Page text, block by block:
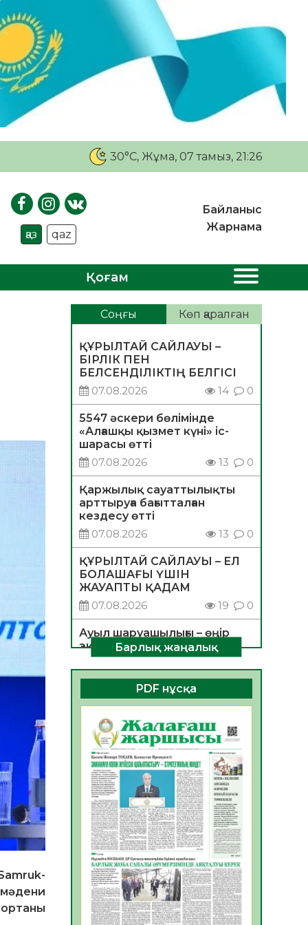
30°C, Жұма, 07 тамыз, 21:26
қаз qaz
Байланыс
Жарнама
Қоғам
Соңғы Көп қаралған
ҚҰРЫЛТАЙ САЙЛАУЫ –
БІРЛІК ПЕН
БЕЛСЕНДІЛІКТІҢ БЕЛГІСІ
07.08.2026
14 0
5547 әскери бөлімінде
«Алғашқы қызмет күні» іс-
шарасы өтті
07.08.2026
13 0
Қаржылық сауаттылықты
арттыруға бағытталған
кездесу өтті
07.08.2026
13 0
ҚҰРЫЛТАЙ САЙЛАУЫ – ЕЛ
БОЛАШАҒЫ ҮШІН
ЖАУАПТЫ ҚАДАМ
07.08.2026
19 0
Ауыл шаруашылығы – өңір
экономикасының негізгі
тірегі
06.08.2026
29 0
ҚОҒАМДЫҚ БЕЛСЕНДІЛІК –
ЕЛ ДАМУЫНЫҢ НЕГІЗІ
06.08.2026
28
ҚҰРЫЛТАЙ САЙЛАУЫ –
БОЛАШАҚҚА БАСТАР
ЖАУАПТЫ ТАҢДАУ
06.08.2026
30
Инфекциялық ауруларға
қарсы иммундау
жұмыстарының тиімділігі
06.08.2026
31
Көкжөтел ауруы туралы
Барлық жаңалық
PDF нұсқа